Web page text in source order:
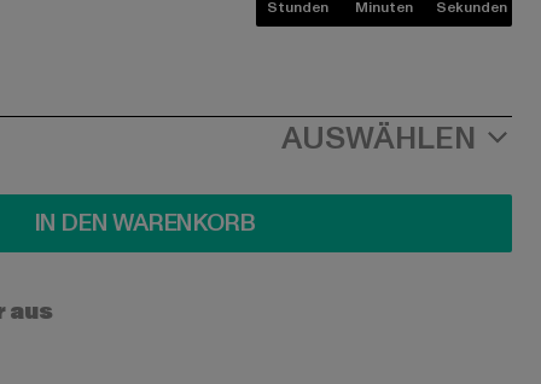
Stunden Minuten Sekunden
AUSWÄHLEN
IN DEN WARENKORB
aus